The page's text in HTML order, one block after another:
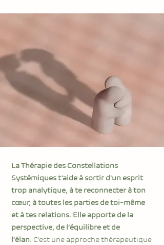
La Thérapie des Constellations
Systémiques t’aide à sortir d'un esprit
trop analytique, à te reconnecter à ton
cœur, à toutes les parties de toi-même
et à tes relations. Elle apporte de la
perspective, de l’équilibre et de
l’élan. C’est une approche thérapeutique